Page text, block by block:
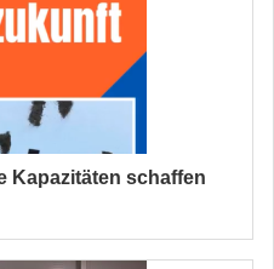
Kapazitäten schaffen